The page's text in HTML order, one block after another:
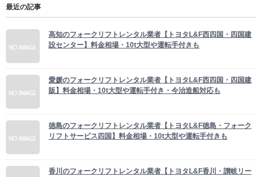
最近の記事
高知のフォークリフトレンタル業者【トヨタL&F西四国・四国建
設センター】料金相場・10t大型や運転手付きも
愛媛のフォークリフトレンタル業者【トヨタL&F西四国・四国建
販】料金相場・10t大型や運転手付き・今治造船対応も
徳島のフォークリフトレンタル業者【トヨタL&F徳島・フォーク
リフトサービス四国】料金相場・10t大型や運転手付きも
香川のフォークリフトレンタル業者【トヨタL&F香川・讃岐リー